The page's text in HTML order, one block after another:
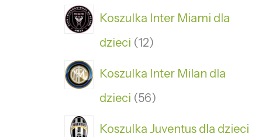
Koszulka Inter Miami dla
dzieci 12
Koszulka Inter Milan dla
dzieci 56
Koszulka Juventus dla dzieci